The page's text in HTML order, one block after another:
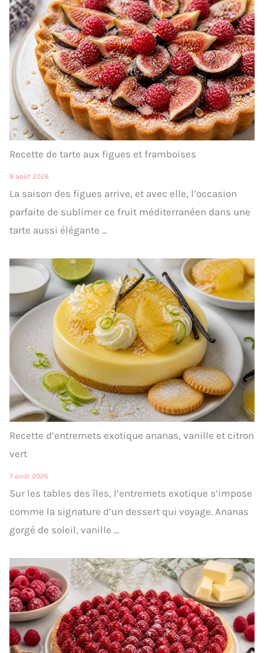
Recette de tarte aux figues et framboises
8 août 2026
La saison des figues arrive, et avec elle, l’occasion
parfaite de sublimer ce fruit méditerranéen dans une
tarte aussi élégante ...
Recette d’entremets exotique ananas, vanille et citron
vert
7 août 2026
Sur les tables des îles, l’entremets exotique s’impose
comme la signature d’un dessert qui voyage. Ananas
gorgé de soleil, vanille ...